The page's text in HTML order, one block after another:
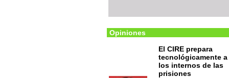
Opiniones
El CIRE prepara
tecnológicamente a
los internos de las
prisiones